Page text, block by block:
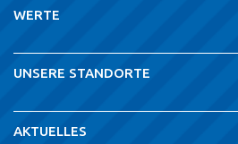
WERTE
UNSERE STANDORTE
AKTUELLES